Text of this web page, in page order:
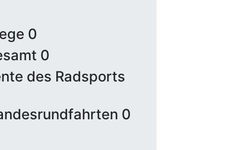
0
0
des Radsports
0